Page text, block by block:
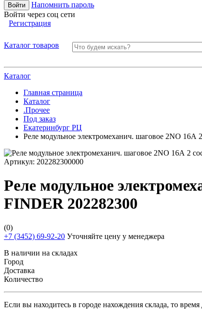
Напомнить пароль
Войти через соц сети
Регистрация
Каталог товаров
Каталог
Главная страница
Каталог
.Прочее
Под заказ
Екатеринбург РЦ
Реле модульное электромеханич. шаговое 2NO
Артикул: 202282300000
Реле модульное
FINDER 202282300
(0)
+7 (3452) 69-92-20 Уточняйте цену у менеджера
В наличии на складах
Город
Доставка
Количество
Если вы находитесь в городе нахождения склада, то